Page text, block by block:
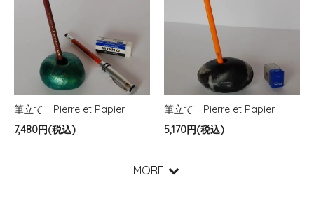
筆立て Pierre et Papier
7,480円(税込)
筆立て Pierre et Papier
5,170円(税込)
MORE